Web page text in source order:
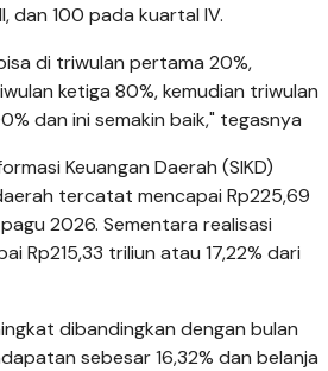
dan 100 pada kuartal IV.
di triwulan pertama 20%,
ketiga 80%, kemudian triwulan
dan ini semakin baik," tegasnya
Keuangan Daerah (SIKD)
tercatat mencapai Rp225,69
2026. Sementara realisasi
Rp215,33 triliun atau 17,22% dari
dibandingkan dengan bulan
sebesar 16,32% dan belanja